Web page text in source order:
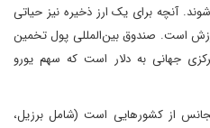
آنچه برای یک ارز ذخیره نیز حیاتی
است. صندوق بین‌المللی پول تخمین
مرکزی جهانی به دلار است که سهم یورو
از کشورهایی است (شامل برزیل،